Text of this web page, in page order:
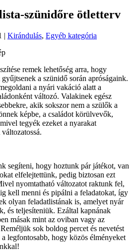
szünidőre ötletterv
| Kirándulás, Egyéb kategória
remek lehetőség arra, hogy
a szünidő során apróságaink.
a nyári vakáció alatt a
változó. Valakinek egész
akik sokszor nem a szülők a
képbe, a családot körülvevők,
tegyék ezeket a nyarakat
segíteni, hogy hoztunk pár játékot, van
elfelejtettünk, pedig biztosan ezt
nyomtatható változatot raktunk fel,
kell menni és pipálni a feladatokat, így
olyan feladatlistának is, amelyet nyár
és teljesíteniük. Ezáltal kapnának
másak mint az oviban vagy az
sok boldog percet és nevetést
legfontosabb, hogy közös élményeket